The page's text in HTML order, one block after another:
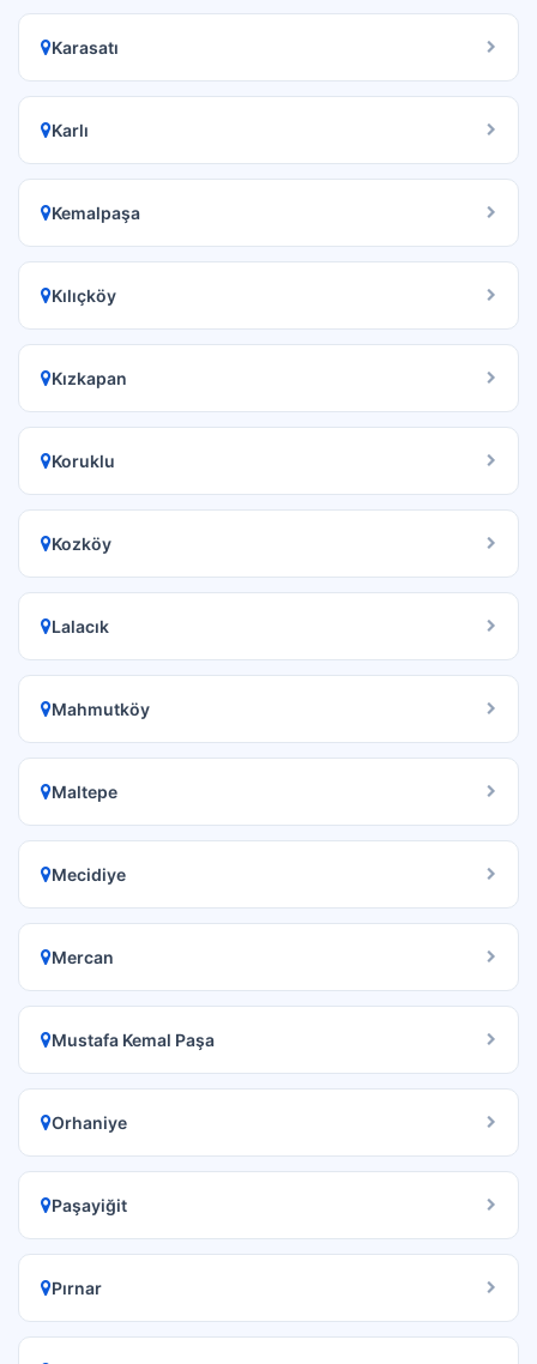
Karasatı
Karlı
Kemalpaşa
Kılıçköy
Kızkapan
Koruklu
Kozköy
Lalacık
Mahmutköy
Maltepe
Mecidiye
Mercan
Mustafa Kemal Paşa
Orhaniye
Paşayiğit
Pırnar